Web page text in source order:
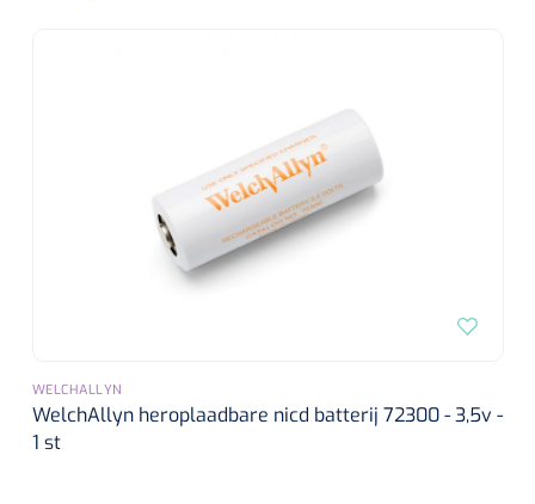
WELCHALLYN
WelchAllyn heroplaadbare nicd batterij 72300 - 3,5v -
1 st